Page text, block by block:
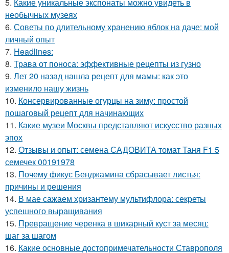
необычных музеях
6. Советы по длительному хранению яблок на даче: мой
личный опыт
7. Headlines:
8. Трава от поноса: эффективные рецепты из гузно
9. Лет 20 назад нашла рецепт для мамы: как это
изменило нашу жизнь
10. Консервированные огурцы на зиму: простой
пошаговый рецепт для начинающих
11. Какие музеи Москвы представляют искусство разных
эпох
12. Отзывы и опыт: семена САДОВИТА томат Таня F1 5
семечек 00191978
13. Почему фикус Бенджамина сбрасывает листья:
причины и решения
14. В мае сажаем хризантему мультифлора: секреты
успешного выращивания
15. Превращение черенка в шикарный куст за месяц:
шаг за шагом
16. Какие основные достопримечательности Ставрополя